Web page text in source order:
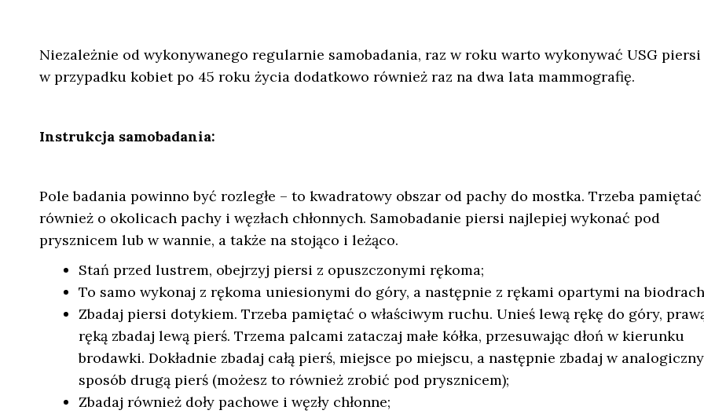
Niezależnie od wykonywanego regularnie samobadania, raz w roku warto wykonywać USG
w przypadku kobiet po 45 roku życia dodatkowo również raz na dwa lata mammografię.
Instrukcja samobadania:
Pole badania powinno być rozległe – to kwadratowy obszar od pachy do mostka. Trzeba pamiętać
również o okolicach pachy i węzłach chłonnych. Samobadanie piersi najlepiej wykonać pod
prysznicem lub w wannie, a także na stojąco i leżąco.
Stań przed lustrem, obejrzyj piersi z opuszczonymi rękoma;
To samo wykonaj z rękoma uniesionymi do góry, a następnie z rękami opartymi na
Zbadaj piersi dotykiem. Trzeba pamiętać o właściwym ruchu. Unieś lewą rękę do góry,
ręką zbadaj lewą pierś. Trzema palcami zataczaj małe kółka, przesuwając dłoń w kierunku
brodawki. Dokładnie zbadaj całą pierś, miejsce po miejscu, a następnie zbadaj w analogiczny
sposób drugą pierś (możesz to również zrobić pod prysznicem);
Zbadaj również doły pachowe i węzły chłonne;